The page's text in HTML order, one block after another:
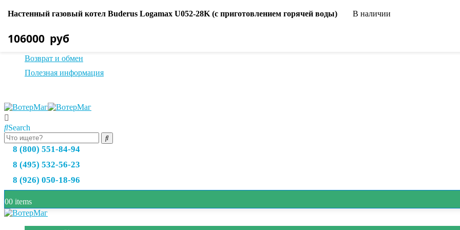
О нас
Доставка товара
Возврат и обмен
Полезная информация
Search
8 (800) 551-84-94
8 (495) 532-56-23
8 (926) 050-18-96
00 items
Настенный газовый котел Buderus Logamax U052-28K (с приготовлением горячей воды)
106000 руб
В наличии